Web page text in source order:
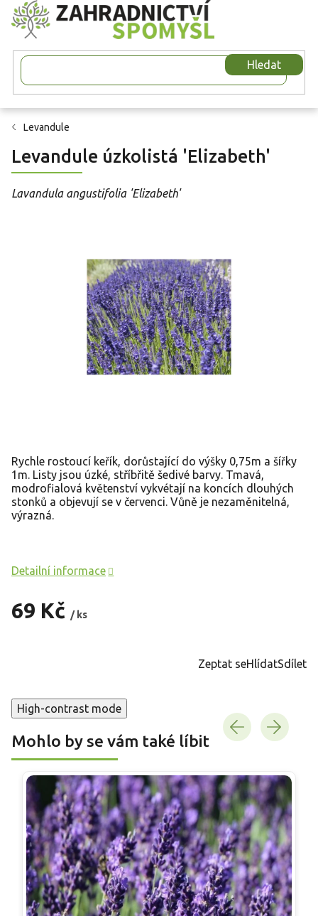
Přejít
na
obsah
Hledat
Levandule
Levandule úzkolistá 'Elizabeth'
Lavandula angustifolia 'Elizabeth'
69 Kč / ks
Rychle rostoucí keřík, dorůstající do výšky 0,75m a šířky
1m. Listy jsou úzké, stříbřitě šedivé barvy. Tmavá,
modrofialová květenství vykvétají na koncích dlouhých
stonků a objevují se v červenci. Vůně je nezaměnitelná,
výrazná.
Detailní informace
Zeptat seHlídatSdílet
High-contrast mode
Mohlo by se vám také líbit